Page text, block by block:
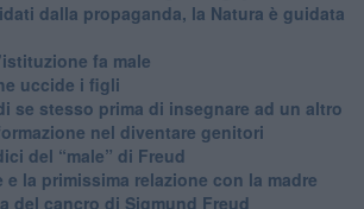
dalla propaganda, la Natura è guidata
fa male
uccide i figli
se stesso prima di insegnare ad un altro
nel diventare genitori
del “male” di Freud
la primissima relazione con la madre
del cancro di Sigmund Freud